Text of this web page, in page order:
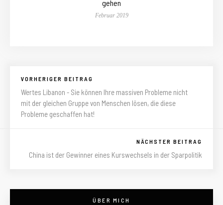
gehen
Februar 2019
VORHERIGER BEITRAG
Wertes Libanon - Sie können Ihre massiven Probleme nicht
mit der gleichen Gruppe von Menschen lösen, die diese
Probleme geschaffen hat!
NÄCHSTER BEITRAG
China ist der Gewinner eines Kurswechsels in der Sparpolitik
ÜBER MICH